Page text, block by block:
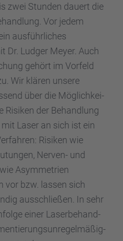
zwei Stunden dauert die
Vor jedem
ausführ­li­ches
Dr. Ludger Meyer. Auch
gehört im Vorfeld
Wir klären unsere
über die Möglich­kei­
Risiken der Behand­lung
Laser an sich ist ein
Risiken wie
Nerven- und
Asymme­trien
vor bzw. lassen sich
ausschlie­ßen. In sehr
einer Laser­be­hand­